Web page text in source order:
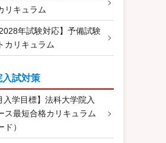
リキュラム
年試験対応】予備試験
カリキュラム
入試対策
入学目標】法科大学院入
ス最短合格カリキュラム
ド）